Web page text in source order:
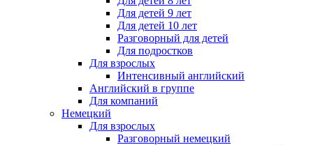
Для детей 9 лет
Для детей 10 лет
Разговорный для детей
Для подростков
Для взрослых
Интенсивный английский
Английский в группе
Для компаний
Немецкий
Для взрослых
Разговорный немецкий